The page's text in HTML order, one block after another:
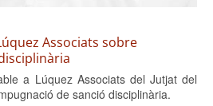
Associats sobre
a Lúquez Associats del Jutjat del
de sanció disciplinària.